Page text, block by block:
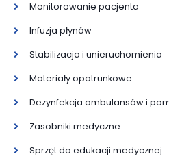
Monitorowanie pacjenta
Infuzja płynów
Stabilizacja i unieruchomienia
Materiały opatrunkowe
Dezynfekcja ambulansów i
Zasobniki medyczne
Sprzęt do edukacji medycznej